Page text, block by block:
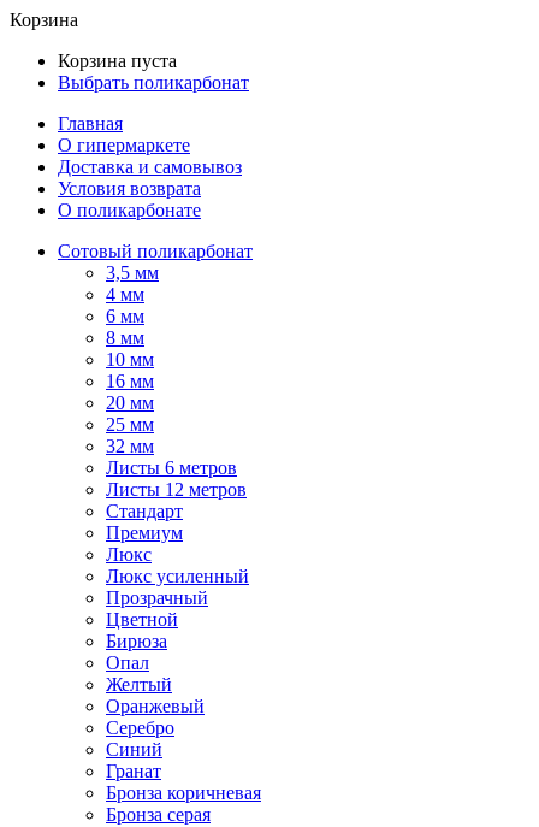
Корзина
Корзина пуста
Выбрать поликарбонат
Главная
О гипермаркете
Доставка и самовывоз
Условия возврата
О поликарбонате
Сотовый поликарбонат
3,5 мм
4 мм
6 мм
8 мм
10 мм
16 мм
20 мм
25 мм
32 мм
Листы 6 метров
Листы 12 метров
Стандарт
Премиум
Люкс
Люкс усиленный
Прозрачный
Цветной
Бирюза
Опал
Желтый
Оранжевый
Серебро
Синий
Гранат
Бронза коричневая
Бронза серая